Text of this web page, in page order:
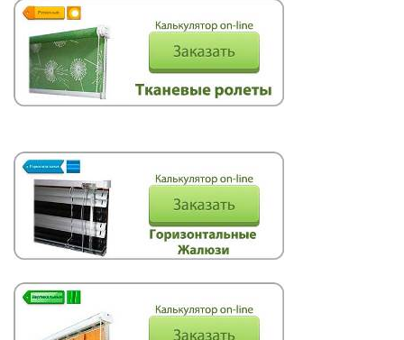
Vertical
romano